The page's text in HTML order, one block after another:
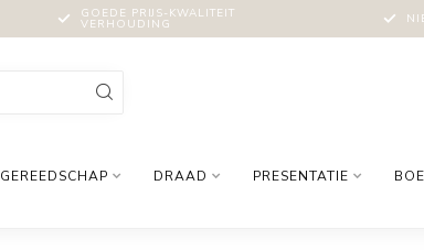
GOEDE PRIJS-KWALITEIT
VERHOUDING
GEREEDSCHAP DRAAD PRESENTATIE